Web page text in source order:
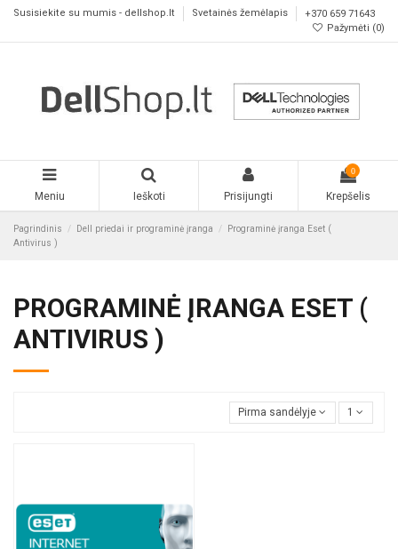
Susisiekite su mumis - dellshop.lt Svetainės žemėlapis
+370 659 71643
Pažymėti (0)
Meniu Ieškoti Prisijungti
0
Krepšelis
Pagrindinis Dell priedai ir programinė įranga
Programinė įranga Eset (
Antivirus )
PROGRAMINĖ ĮRANGA ESET (
ANTIVIRUS )
Pirma sandėlyje 1